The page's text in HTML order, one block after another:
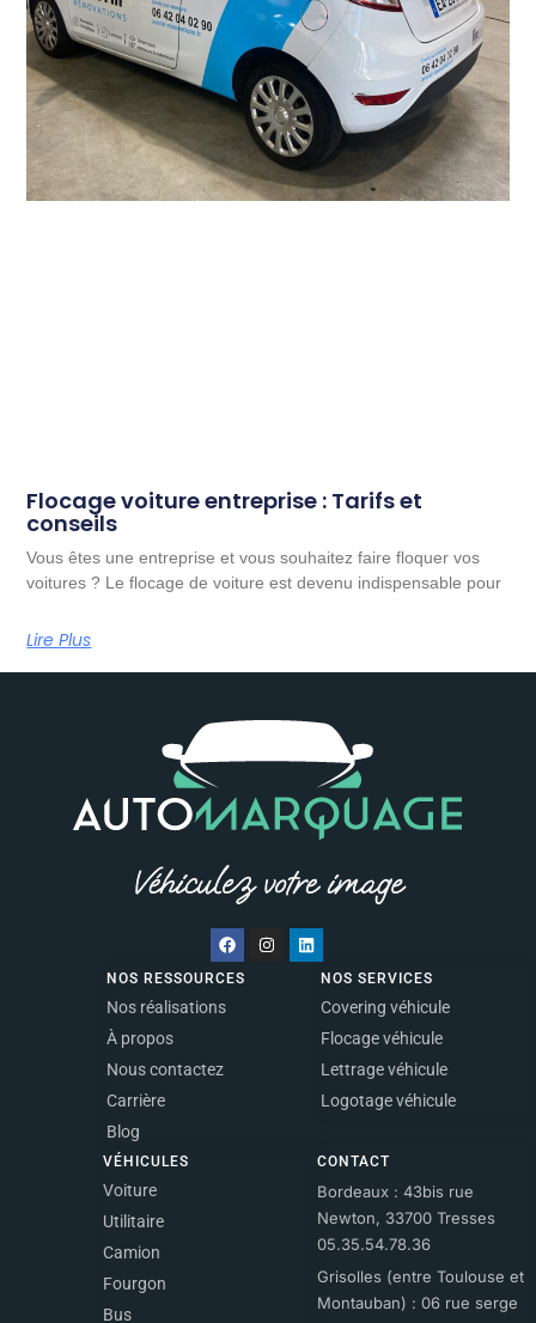
Flocage voiture entreprise : Tarifs et
conseils
Vous êtes une entreprise et vous souhaitez faire floquer vos
voitures ? Le flocage de voiture est devenu indispensable pour
Lire Plus
NOS RESSOURCES
Nos réalisations
À propos
Nous contactez
Carrière
Blog
NOS SERVICES
Covering véhicule
Flocage véhicule
Lettrage véhicule
Logotage véhicule
VÉHICULES
Voiture
Utilitaire
Camion
Fourgon
Bus
CONTACT
Bordeaux : 43bis rue
Newton, 33700 Tresses
05.35.54.78.36
Grisolles (entre Toulouse et
Montauban) : 06 rue serge